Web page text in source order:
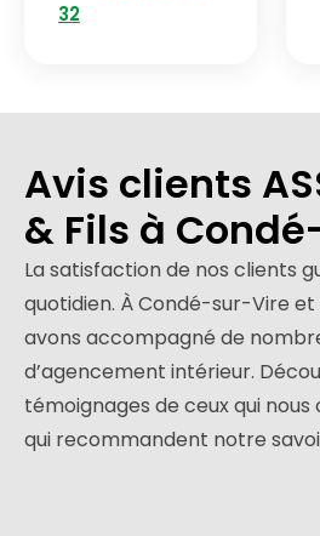
32
Avis clients
& Fils à
La satisfaction de nos clients
quotidien. À Condé-sur-Vire et
avons accompagné de
d’agencement intérieur.
témoignages de ceux qui
qui recommandent notre